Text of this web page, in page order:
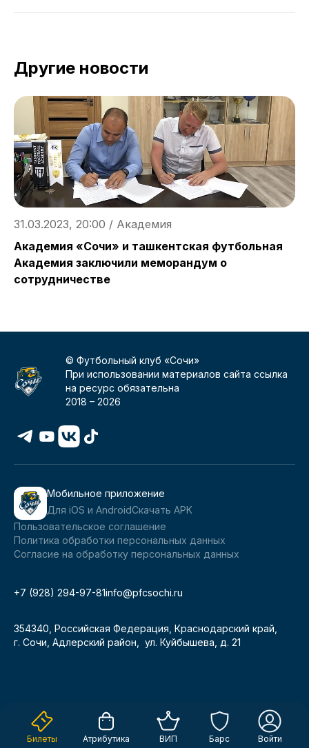
Билеты Атрибутика ВИП Барс Войти
Другие новости
31.03.2023, 20:00 / Академия
Академия «Сочи» и ташкентская футбольная
Академия заключили меморандум о
сотрудничестве
© Футбольный клуб «Сочи»
При использовании материалов сайта ссылка
на ресурс обязательна
2018 –2026
Мобильное приложение
Для iOS и AndroidСкачать APK
Пользовательское соглашение
Политика обработки персональных данных
Согласие на обработку персональных данных
+7 (928) 294-97-81info@pfcsochi.ru
354340, Российская Федерация, Краснодарский край,
г. Сочи, Адлерский район, ул. Куйбышева, д. 21